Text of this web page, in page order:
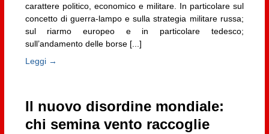
carattere politico, economico e militare. In particolare sul
concetto di guerra-lampo e sulla strategia militare russa;
sul riarmo europeo e in particolare tedesco;
sull’andamento delle borse [...]
Leggi →
Il nuovo disordine mondiale:
chi semina vento raccoglie